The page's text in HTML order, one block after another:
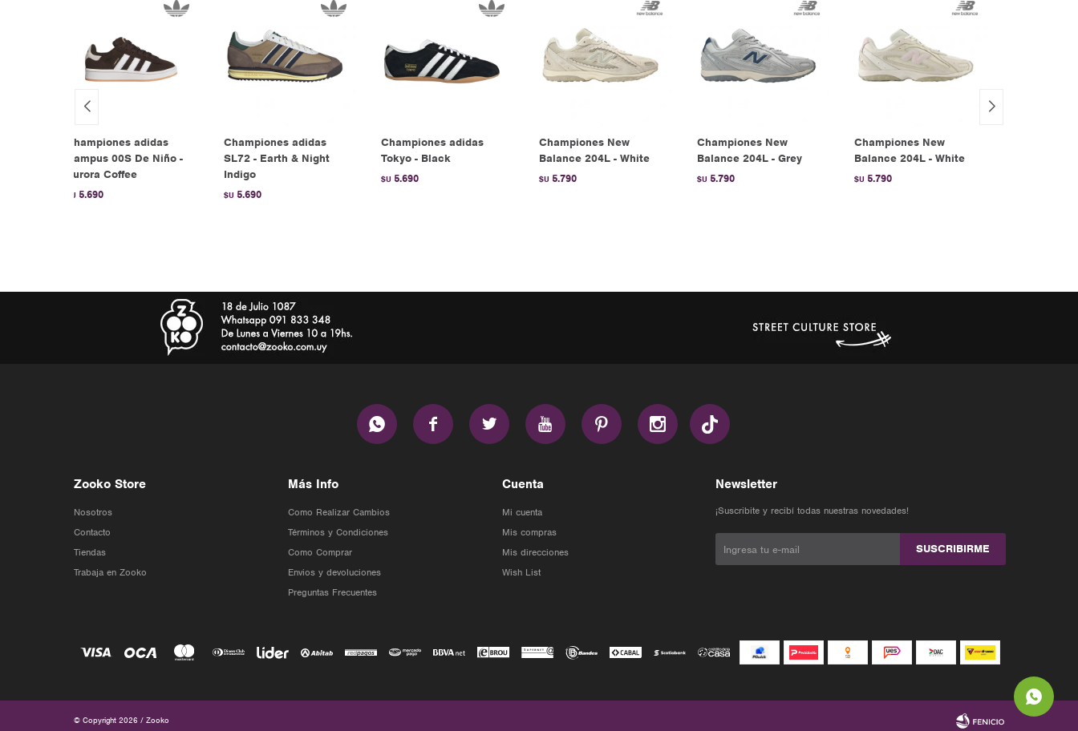
Championes adidas
Campus 00S De Niño -
Aurora Coffee
$U 5.690
Championes adidas
SL72 - Earth & Night
Indigo
$U 5.690
Championes adidas
Tokyo - Black
$U 5.690
Championes New
Balance 204L - White
$U 5.790
Championes New
Balance 204L - Grey
$U 5.790
Championes New
Balance 204L - White
$U 5.790
     
Zooko Store
Nosotros
Contacto
Tiendas
Trabaja en Zooko
Más Info
Como Realizar Cambios
Términos y Condiciones
Como Comprar
Envios y devoluciones
Preguntas Frecuentes
Cuenta
Mi cuenta
Mis compras
Mis direcciones
Wish List
Newsletter
¡Suscribite y recibí todas nuestras novedades!
SUSCRIBIRME
© Copyright 2026 / Zooko